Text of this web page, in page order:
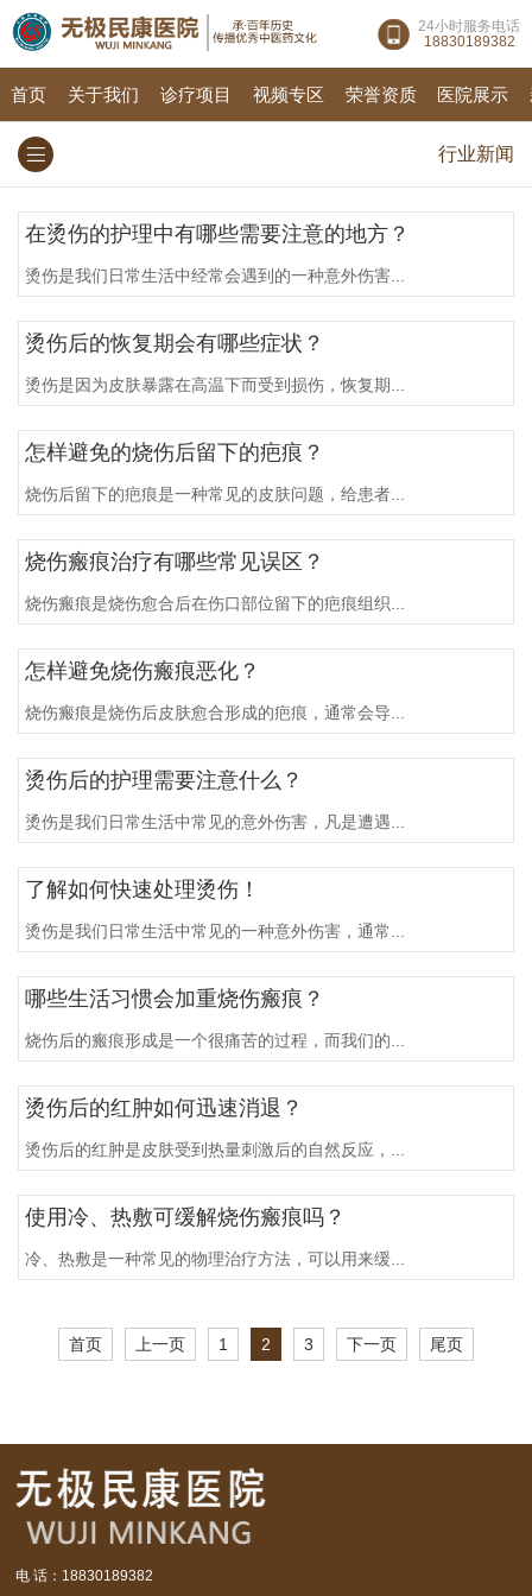
24小时服务电话
18830189382
首页 关于我们 诊疗项目 视频专区 荣誉资质 医院展示
行业新闻
在烫伤的护理中有哪些需要注意的地方？
烫伤是我们日常生活中经常会遇到的一种意外伤害...
烫伤后的恢复期会有哪些症状？
烫伤是因为皮肤暴露在高温下而受到损伤，恢复期...
怎样避免的烧伤后留下的疤痕？
烧伤后留下的疤痕是一种常见的皮肤问题，给患者...
烧伤瘢痕治疗有哪些常见误区？
烧伤瘢痕是烧伤愈合后在伤口部位留下的疤痕组织...
怎样避免烧伤瘢痕恶化？
烧伤瘢痕是烧伤后皮肤愈合形成的疤痕，通常会导...
烫伤后的护理需要注意什么？
烫伤是我们日常生活中常见的意外伤害，凡是遭遇...
了解如何快速处理烫伤！
烫伤是我们日常生活中常见的一种意外伤害，通常...
哪些生活习惯会加重烧伤瘢痕？
烧伤后的瘢痕形成是一个很痛苦的过程，而我们的...
烫伤后的红肿如何迅速消退？
烫伤后的红肿是皮肤受到热量刺激后的自然反应，...
使用冷、热敷可缓解烧伤瘢痕吗？
冷、热敷是一种常见的物理治疗方法，可以用来缓...
首页 上一页 1 2 3 下一页 尾页
电 话：18830189382